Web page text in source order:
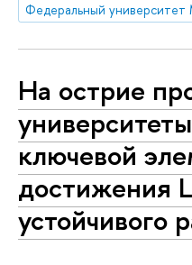
На острие
ключевой
достижения
устойчивого